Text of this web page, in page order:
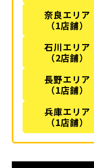
奈良エリア
（1店舗）
石川エリア
（2店舗）
長野エリア
（1店舗）
兵庫エリア
（1店舗）